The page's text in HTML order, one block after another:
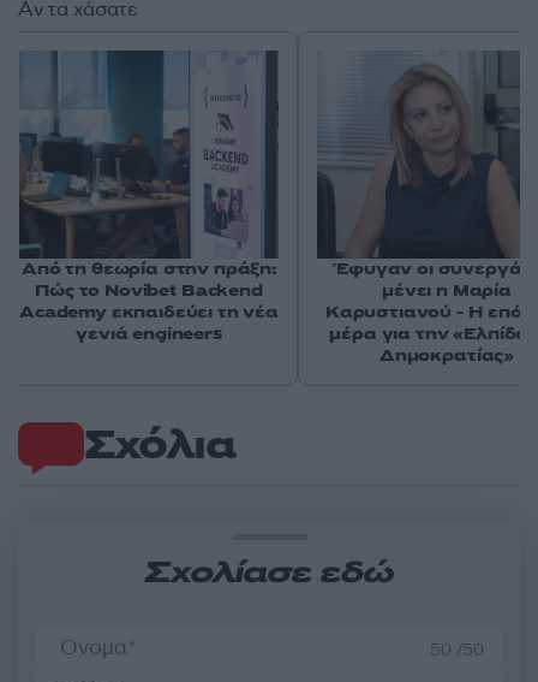
Σχόλια
Σχολίασε εδώ
50 /50
Αν τα χάσατε
Από τη θεωρία στην πράξη:
Πώς το Novibet Backend
Academy εκπαιδεύει τη νέα
γενιά engineers
Έφυγαν οι
μένει η Μαρία
Καρυστιανού - Η
μέρα για την «Ελπίδα
Δημοκρατίας»